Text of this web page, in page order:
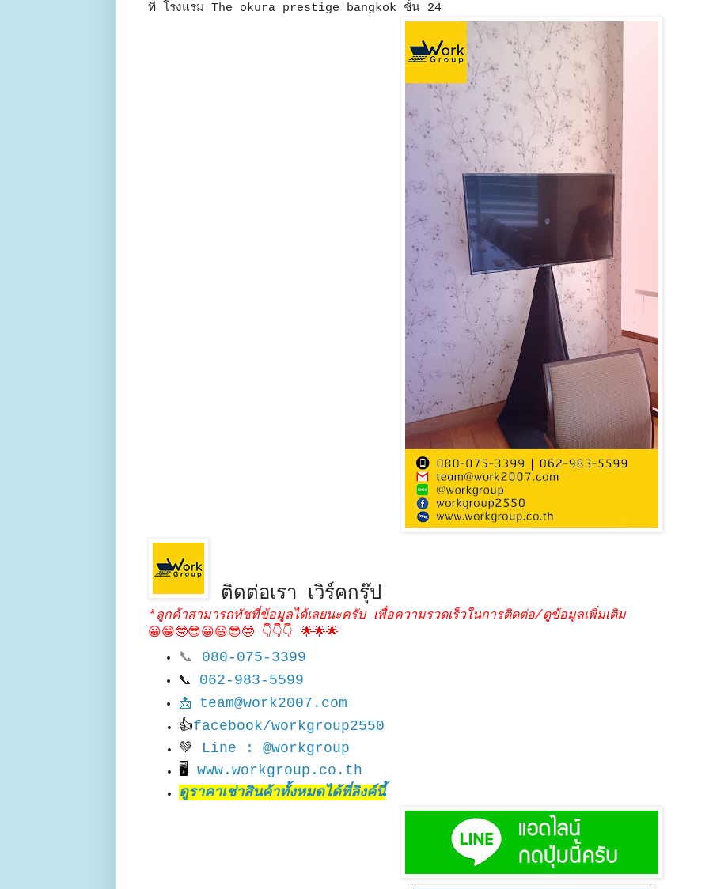
ที่ โรงแรม The okura prestige bangkok ชั้น 24
ติดต่อเรา เวิร์คกรุ๊ป
*ลูกค้าสามารถทัชที่ข้อมูลได้เลยนะครับ เพื่อความรวดเร็วในการติดต่อ/ดูข้อมูลเพิ่มเติม
😀😁🤓😎😀😃😎🤓 👇👇👇 🌟🌟🌟
📞 080-075-3399
📞 062-983-5599
📩 team@work2007.com
👍facebook/workgroup2550
💚
Line : @workgroup
🖥 www.workgroup.co.th
ดูราคาเช่าสินค้าทั้งหมดได้ที่ลิงค์นี้